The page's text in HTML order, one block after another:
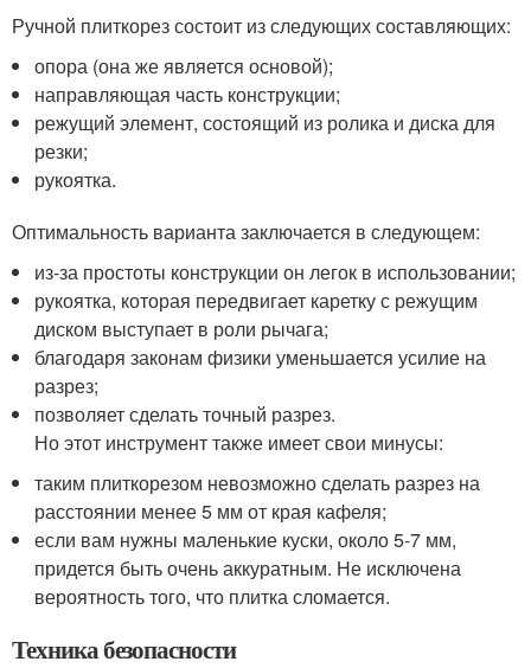
Ручной плиткорез состоит из следующих составляющих:
опора (она же является основой);
направляющая часть конструкции;
режущий элемент, состоящий из ролика и диска для
резки;
рукоятка.
Оптимальность варианта заключается в следующем:
из-за простоты конструкции он легок в использовании;
рукоятка, которая передвигает каретку с режущим
диском выступает в роли рычага;
благодаря законам физики уменьшается усилие на
разрез;
позволяет сделать точный разрез.
Но этот инструмент также имеет свои минусы:
таким плиткорезом невозможно сделать разрез на
расстоянии менее 5 мм от края кафеля;
если вам нужны маленькие куски, около 5-7 мм,
придется быть очень аккуратным. Не исключена
вероятность того, что плитка сломается.
Техника безопасности